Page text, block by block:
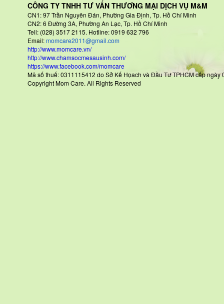
CÔNG TY TNHH TƯ VẤN THƯƠNG MẠI DỊCH VỤ M&M
CN1: 97 Trần Nguyên Đán, Phường Gia Định, Tp. Hồ Chí Minh
CN2: 6 Đường 3A, Phường An Lạc, Tp. Hồ Chí Minh
Tell: (028) 3517 2115. Hotline: 0919 632 796
Email:momcare2011@gmail.com
http://www.momcare.vn/
http://www.chamsocmesausinh.com/
https://www.facebook.com/momcare
Mã số thuế: 0311115412 do Sở Kế Họach và Đầu Tư TPHCM
Copyright Mom Care. All Rights Reserved